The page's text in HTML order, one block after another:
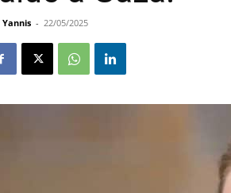
Yannis - 22/05/2025